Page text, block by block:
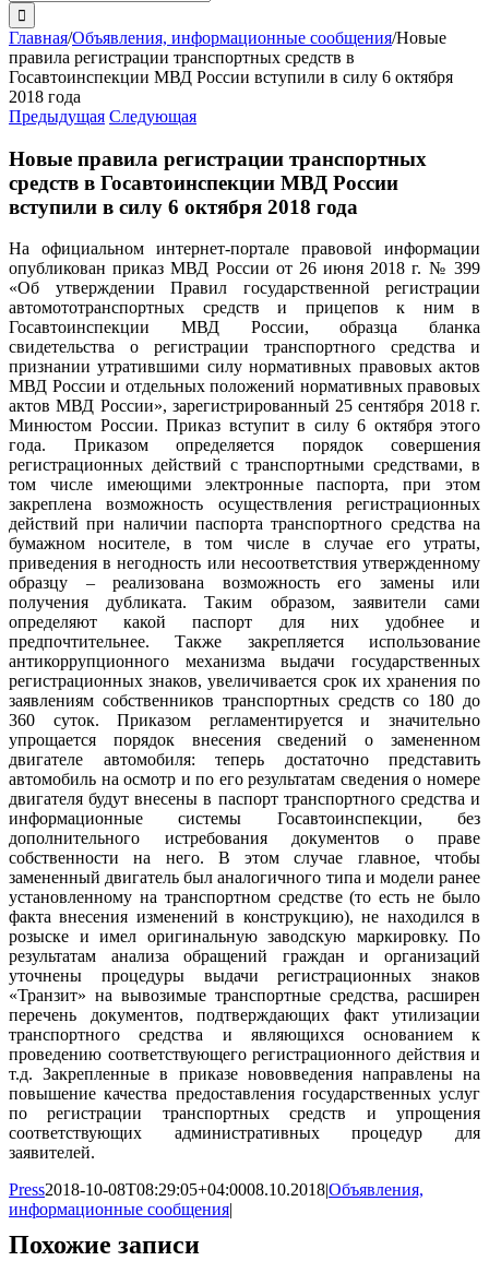
поиска:
Главная/Объявления, информационные сообщения/Новые
правила регистрации транспортных средств в
Госавтоинспекции МВД России вступили в силу 6 октября
2018 года
Предыдущая Следующая
Новые правила регистрации транспортных
средств в Госавтоинспекции МВД России
вступили в силу 6 октября 2018 года
На официальном интернет-портале правовой информации
опубликован приказ МВД России от 26 июня 2018 г. № 399
«Об утверждении Правил государственной регистрации
автомототранспортных средств и прицепов к ним в
Госавтоинспекции МВД России, образца бланка
свидетельства о регистрации транспортного средства и
признании утратившими силу нормативных правовых актов
МВД России и отдельных положений нормативных правовых
актов МВД России», зарегистрированный 25 сентября 2018 г.
Минюстом России. Приказ вступит в силу 6 октября этого
года. Приказом определяется порядок совершения
регистрационных действий с транспортными средствами, в
том числе имеющими электронные паспорта, при этом
закреплена возможность осуществления регистрационных
действий при наличии паспорта транспортного средства на
бумажном носителе, в том числе в случае его утраты,
приведения в негодность или несоответствия утвержденному
образцу – реализована возможность его замены или
получения дубликата. Таким образом, заявители сами
определяют какой паспорт для них удобнее и
предпочтительнее. Также закрепляется использование
антикоррупционного механизма выдачи государственных
регистрационных знаков, увеличивается срок их хранения по
заявлениям собственников транспортных средств со 180 до
360 суток. Приказом регламентируется и значительно
упрощается порядок внесения сведений о замененном
двигателе автомобиля: теперь достаточно представить
автомобиль на осмотр и по его результатам сведения о номере
двигателя будут внесены в паспорт транспортного средства и
информационные системы Госавтоинспекции, без
дополнительного истребования документов о праве
собственности на него. В этом случае главное, чтобы
замененный двигатель был аналогичного типа и модели ранее
установленному на транспортном средстве (то есть не было
факта внесения изменений в конструкцию), не находился в
розыске и имел оригинальную заводскую маркировку. По
результатам анализа обращений граждан и организаций
уточнены процедуры выдачи регистрационных знаков
«Транзит» на вывозимые транспортные средства, расширен
перечень документов, подтверждающих факт утилизации
транспортного средства и являющихся основанием к
проведению соответствующего регистрационного действия и
т.д. Закрепленные в приказе нововведения направлены на
повышение качества предоставления государственных услуг
по регистрации транспортных средств и упрощения
соответствующих административных процедур для
заявителей.
Press2018-10-08T08:29:05+04:0008.10.2018|Объявления,
информационные сообщения|
Похожие записи